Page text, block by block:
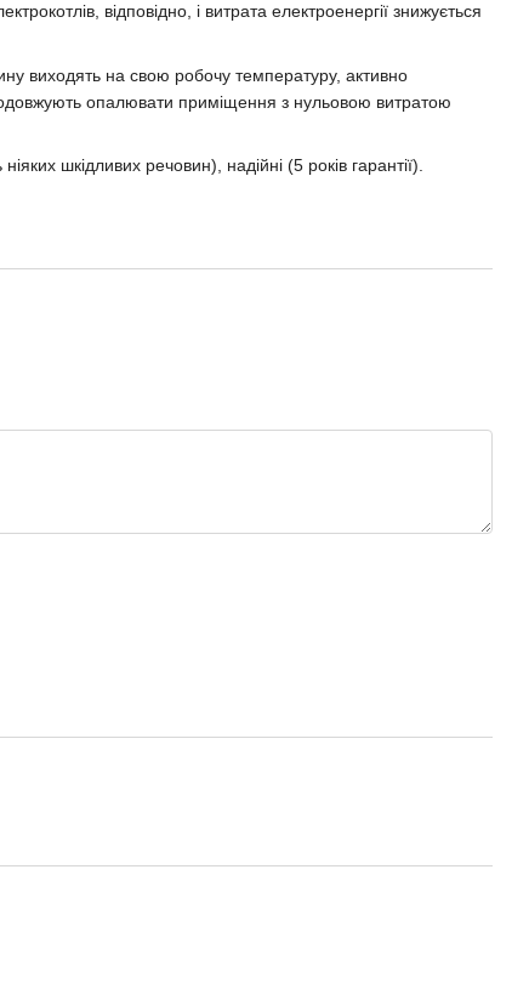
відповідно, і витрата електроенергії знижується
виходять на свою робочу температуру, активно
опалювати приміщення з нульовою витратою
шкідливих речовин), надійні (5 років гарантії).